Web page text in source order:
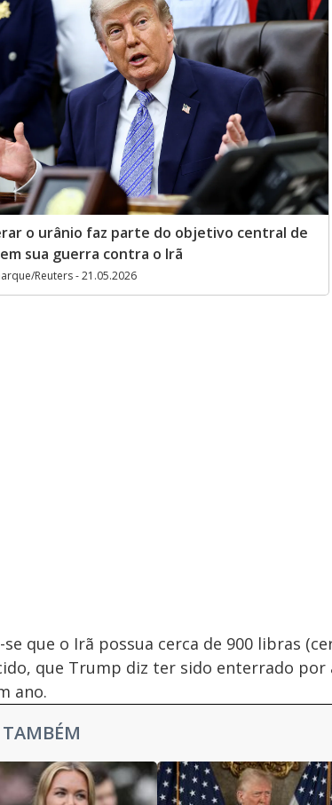
o urânio faz parte do objetivo central de
sua guerra contra o Irã
Reuters - 21.05.2026
que o Irã possua cerca de 900 libras
que Trump diz ter sido enterrado por
ano.
TAMBÉM